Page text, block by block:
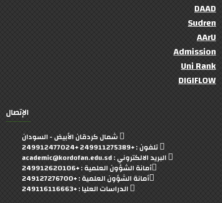
DAAD
Sudren
AArU
Admission
Uni Rank
DIGIFLOW
الإتصال
شمال كردقان الأبيض - السودان
تلفون : +249911275389 +249912477024
البريد الالكتروني : academic@kordofan.edu.sd
أمانة الشؤون العلمية : +249912620106
أمانة الشؤون العلمية : +249127276700
الدراسات العليا : +249116116663